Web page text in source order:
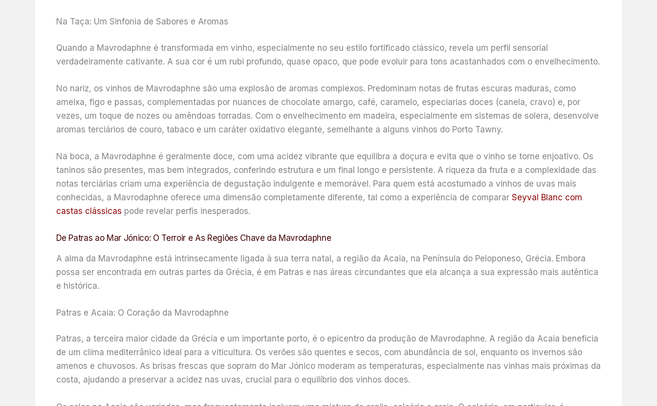
Na Taça: Um Sinfonia de Sabores e Aromas
Quando a Mavrodaphne é transformada em vinho, especialmente no seu estilo fortificado clássico, revela um perfil sensorial
verdadeiramente cativante. A sua cor é um rubi profundo, quase opaco, que pode evoluir para tons acastanhados com o envelhecimento.
No nariz, os vinhos de Mavrodaphne são uma explosão de aromas complexos. Predominam notas de frutas escuras maduras, como
ameixa, figo e passas, complementadas por nuances de chocolate amargo, café, caramelo, especiarias doces (canela, cravo) e, por
vezes, um toque de nozes ou amêndoas torradas. Com o envelhecimento em madeira, especialmente em sistemas de solera, desenvolve
aromas terciários de couro, tabaco e um caráter oxidativo elegante, semelhante a alguns vinhos do Porto Tawny.
Na boca, a Mavrodaphne é geralmente doce, com uma acidez vibrante que equilibra a doçura e evita que o vinho se torne enjoativo. Os
taninos são presentes, mas bem integrados, conferindo estrutura e um final longo e persistente. A riqueza da fruta e a complexidade das
notas terciárias criam uma experiência de degustação indulgente e memorável. Para quem está acostumado a vinhos de uvas mais
conhecidas, a Mavrodaphne oferece uma dimensão completamente diferente, tal como a experiência de comparar Seyval Blanc com
castas clássicas pode revelar perfis inesperados.
De Patras ao Mar Jónico: O Terroir e As Regiões Chave da Mavrodaphne
A alma da Mavrodaphne está intrinsecamente ligada à sua terra natal, a região da Acaia, na Península do Peloponeso, Grécia. Embora
possa ser encontrada em outras partes da Grécia, é em Patras e nas áreas circundantes que ela alcança a sua expressão mais autêntica
e histórica.
Patras e Acaia: O Coração da Mavrodaphne
Patras, a terceira maior cidade da Grécia e um importante porto, é o epicentro da produção de Mavrodaphne. A região da Acaia beneficia
de um clima mediterrânico ideal para a viticultura. Os verões são quentes e secos, com abundância de sol, enquanto os invernos são
amenos e chuvosos. As brisas frescas que sopram do Mar Jónico moderam as temperaturas, especialmente nas vinhas mais próximas da
costa, ajudando a preservar a acidez nas uvas, crucial para o equilíbrio dos vinhos doces.